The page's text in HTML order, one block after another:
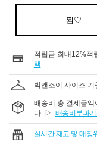
찜♡
적립금 최대12%적
택
빅앤조이 사이즈
배송비 총 결제금
다. ▷ 배송비부과
실시간 재고 및 매장